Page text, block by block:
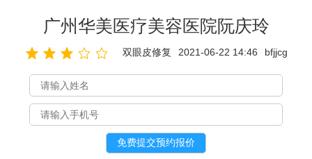
广州华美医疗美容医院阮庆玲
双眼皮修复 2021-06-22 14:46 bfjjcg